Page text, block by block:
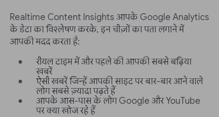
Realtime Content Insights आपके Google Analytics
के डेटा का विश्लेषण करके, इन चीज़ों का पता लगाने में
आपकी मदद करता है:
रीयल टाइम में और पहले की आपकी सबसे बढ़िया
खबरें
ऐसी खबरें जिन्हें आपकी साइट पर बार-बार आने वाले
लोग सबसे ज़्यादा पढ़ते हैं
आपके आस-पास के लोग Google और YouTube
पर क्या खोज रहे हैं